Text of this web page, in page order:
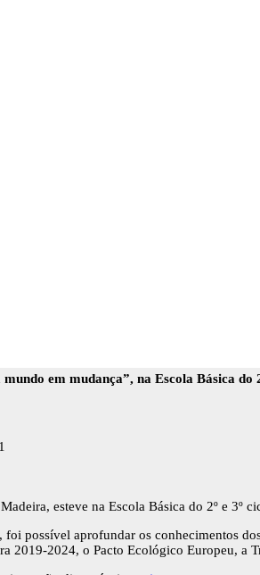
em mudança”, na Escola Básica do
esteve na Escola Básica do 2º e 3º
possível aprofundar os conhecimentos
2019-2024, o Pacto Ecológico Europeu, a